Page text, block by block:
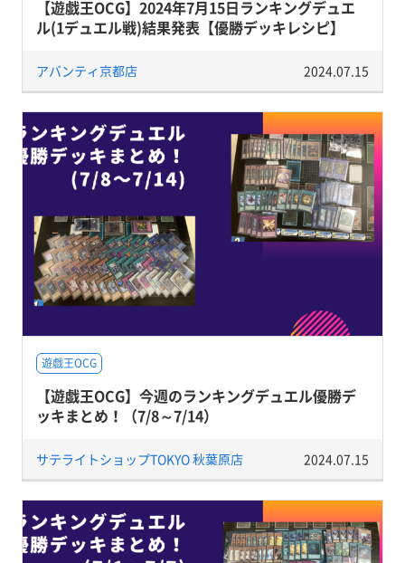
【遊戯王OCG】2024年7月15日ランキングデュエ
ル(1デュエル戦)結果発表【優勝デッキレシピ】
アバンティ京都店 2024.07.15
遊戯王OCG
【遊戯王OCG】今週のランキングデュエル優勝デ
ッキまとめ！（7/8～7/14）
サテライトショップTOKYO 秋葉原店 2024.07.15